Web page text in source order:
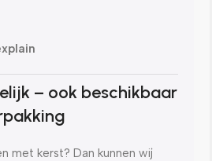
– ook beschikbaar
met kerst? Dan kunnen wij